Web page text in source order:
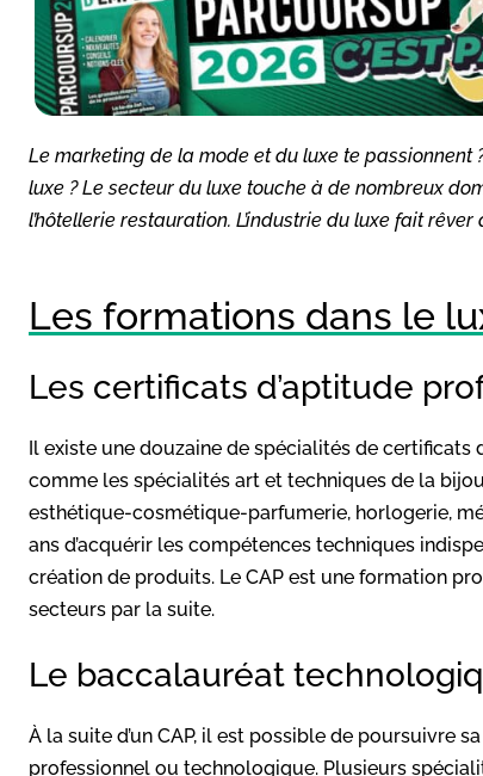
Le marketing de la mode et du luxe te
luxe ? Le secteur du luxe touche à de nombreux
l’hôtellerie restauration. L’industrie du luxe fait
Les formations dans le
Les certificats d’aptitude
Il existe une douzaine de spécialités de certificats
comme les spécialités art et techniques de la
esthétique-cosmétique-parfumerie, horlogerie,
ans d’acquérir les compétences techniques
création de produits. Le CAP est une formation
secteurs par la suite.
Le baccalauréat
À la suite d’un CAP, il est possible de poursuivre
professionnel ou technologique. Plusieurs